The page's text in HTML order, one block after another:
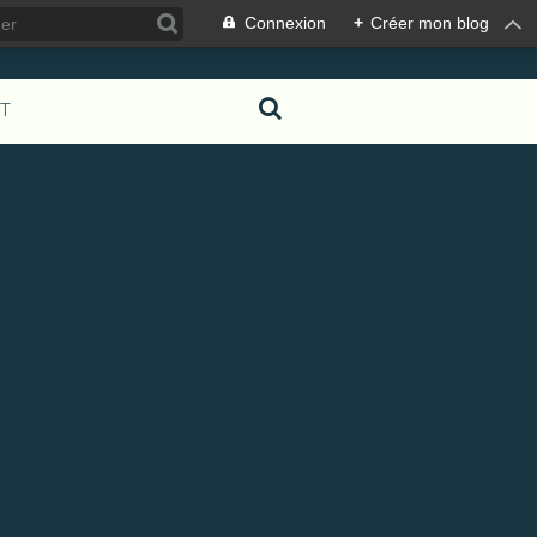
Connexion + Créer mon blog